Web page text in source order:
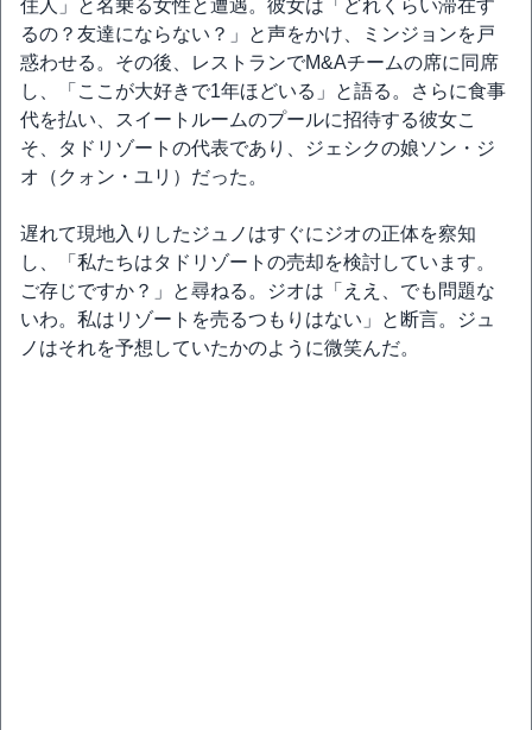
住人」と名乗る女性と遭遇。彼女は「どれくらい滞在す
るの？友達にならない？」と声をかけ、ミンジョンを戸
惑わせる。その後、レストランでM&Aチームの席に同席
し、「ここが大好きで1年ほどいる」と語る。さらに食事
代を払い、スイートルームのプールに招待する彼女こ
そ、タドリゾートの代表であり、ジェシクの娘ソン・ジ
オ（クォン・ユリ）だった。
遅れて現地入りしたジュノはすぐにジオの正体を察知
し、「私たちはタドリゾートの売却を検討しています。
ご存じですか？」と尋ねる。ジオは「ええ、でも問題な
いわ。私はリゾートを売るつもりはない」と断言。ジュ
ノはそれを予想していたかのように微笑んだ。